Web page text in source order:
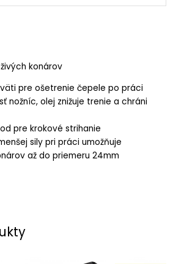
konárov
pre ošetrenie čepele po práci
nožníc, olej znižuje trenie a chráni
pre krokové strihanie
sily pri práci umožňuje
až do priemeru 24mm